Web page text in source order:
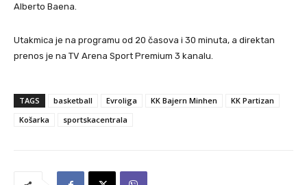
Alberto Baena.
Utakmica je na programu od 20 časova i 30 minuta, a direktan
prenos je na TV Arena Sport Premium 3 kanalu.
TAGS basketball Evroliga KK Bajern Minhen
KK Partizan
Košarka
sportskacentrala